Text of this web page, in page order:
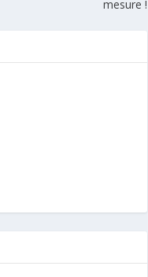
mesure !